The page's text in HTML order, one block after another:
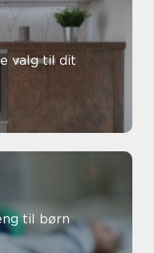
valg til dit
til børn